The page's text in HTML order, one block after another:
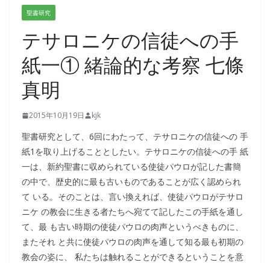
聖書研究
テサロニケの信徒への手
紙一① 緒論的な考察 七條
真明
2015年10月19日 kjk
聖書研究として、6回にわたって、テサロニケの信徒への 手
紙1を取り上げることとしたい。テサロニケの信徒への手 紙
一は、新約聖書に収められている使徒パウロが記した書簡
の中で、歴史的に最も古いものであることが広く認められ
て いる。そのことは、言い換えれば、使徒パウロがテサロ
ニケ の教会に生きる者たちへ宛てて記したこの手紙を通し
て、最 も古い時期の使徒パウロの肉声というべきものに、
またそれ と共に使徒パウロの肉声を通して知る最も初期の
教会の姿に、 私たちは触れることができるということを意